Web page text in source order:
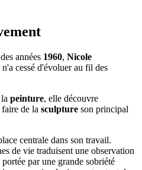
années 1960, Nicole
cessé d'évoluer au fil des
peinture, elle découvre
de la sculpture son principal
centrale dans son travail.
de vie traduisent une observation
par une grande sobriété